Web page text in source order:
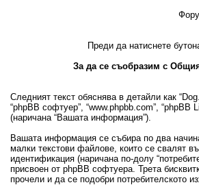
Преди да натиснете
За да се съобразим с
Следният текст обяснява в детайли как
“phpBB софтуер”, “www.phpbb.com”,
(наричана “Вашата информация”).
Вашата информация се събира по два
малки текстови файлове, които се свалят
идентификация (наричана по-долу
присвоен от phpBB софтуера. Трета
прочели и да се подобри потребителското